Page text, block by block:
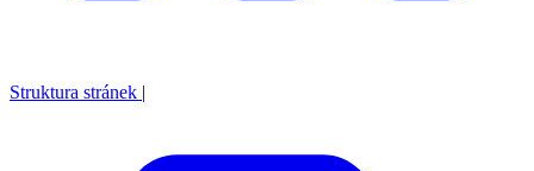
Struktura stránek |